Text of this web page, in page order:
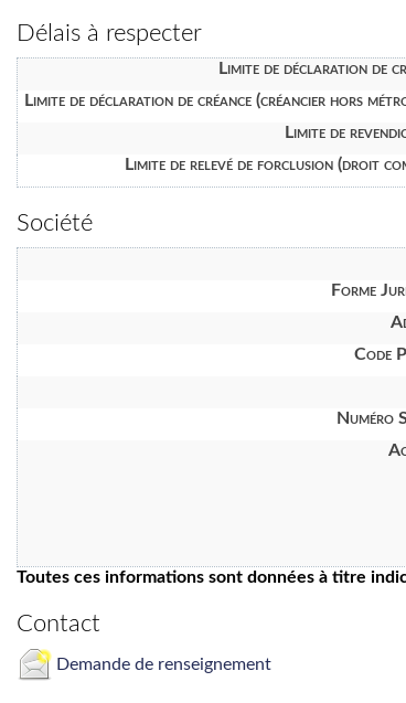
Délais à respecter
Limite de déclaration de
Limite de déclaration de créance (créancier hors
Limite de
Limite de relevé de forclusion (droit
Société
Forme
Code
Numéro
Toutes ces informations sont données à titre
Contact
Demande de renseignement